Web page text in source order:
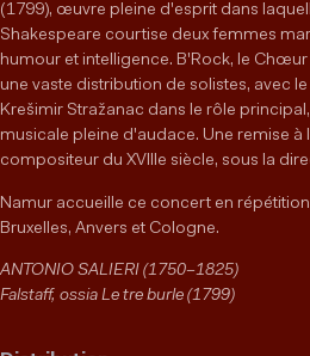
(1799), œuvre pleine d'esprit dans
Shakespeare courtise deux femmes
humour et intelligence. B'Rock, le
une vaste distribution de solistes, avec
Krešimir Stražanac dans le rôle
musicale pleine d'audace. Une remise
compositeur du XVIIIe siècle, sous la
Namur accueille ce concert en
Bruxelles, Anvers et Cologne.
ANTONIO SALIERI (1750–1825)
Falstaff, ossia Le tre burle (1799)